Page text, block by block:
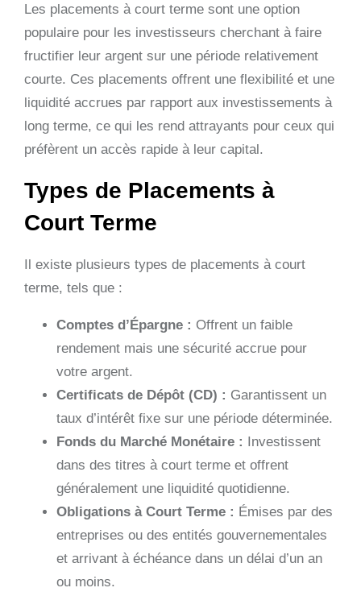
Les placements à court terme sont une option
populaire pour les investisseurs cherchant à faire
fructifier leur argent sur une période relativement
courte. Ces placements offrent une flexibilité et une
liquidité accrues par rapport aux investissements à
long terme, ce qui les rend attrayants pour ceux qui
préfèrent un accès rapide à leur capital.
Types de Placements à
Court Terme
Il existe plusieurs types de placements à court
terme, tels que :
Comptes d’Épargne : Offrent un faible
rendement mais une sécurité accrue pour
votre argent.
Certificats de Dépôt (CD) : Garantissent un
taux d’intérêt fixe sur une période déterminée.
Fonds du Marché Monétaire : Investissent
dans des titres à court terme et offrent
généralement une liquidité quotidienne.
Obligations à Court Terme : Émises par des
entreprises ou des entités gouvernementales
et arrivant à échéance dans un délai d’un an
ou moins.